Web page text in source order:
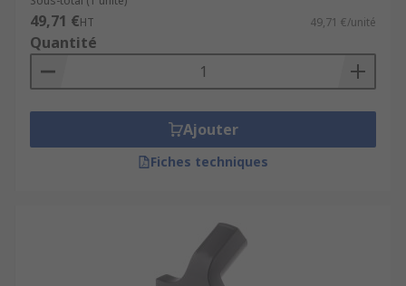
Ces produits servent pour le nettoyage à air
comprimé sur tous types de sites professionnels,
de lieux de travail. On les trouve notamment dans
49,71 €HT 49,71 €/unité
Quantité
Ajouter
Fiches techniques